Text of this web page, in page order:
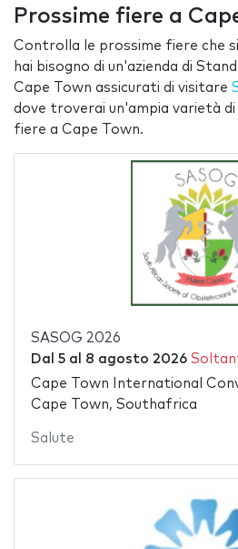
Prossime fiere a
Controlla le prossime fiere che
hai bisogno di un'azienda di
Cape Town assicurati di visitare
dove troverai un'ampia varietà
fiere a Cape Town.
SASOG 2026
Dal 5al 8 agosto 2026
Cape Town International
Cape Town, Southafrica
Salute